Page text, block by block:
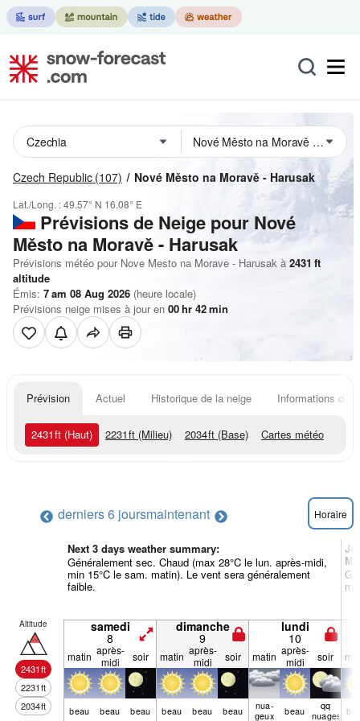
Czech Republic (107) Nové Město na Moravě - Harusak
Lat./Long. :49.57° N 16.08° E
Prévisions de Neige pour Nové
Město na Moravě - Harusak
Prévisions météo pour Nove Mesto na Morave - Harusak à 2431 ft
altitude
Émis: 7 am 08 Aug 2026 (heure locale)
Prévisions neige mises à jour en 00hr 42min
Prévision Actuel Historique de la neige Informations du
2431ft (Haut) 2231ft (Milieu) 2034ft (Base) Cartes météo
derniers 6 joursmaintenant Horaire
Next 3 days weather summary:
Généralement sec. Chaud (max 28°C le lun. après-midi,
min 15°C le sam. matin). Le vent sera généralement
faible.
Altitude
2431ft
2231ft
2034ft
samedi
8
dimanche
9
lundi
10
matin après-
midi
soir matin après-
midi
soir matin après-
midi
soir
beau beau beau beau beau beau nua­
geux beau qq
nuages